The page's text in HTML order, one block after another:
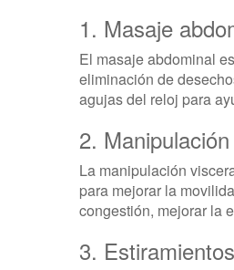
1. Masaje
El masaje abdominal
eliminación de
agujas del reloj para
2.
La manipulación
para mejorar la
congestión, mejorar la
3.